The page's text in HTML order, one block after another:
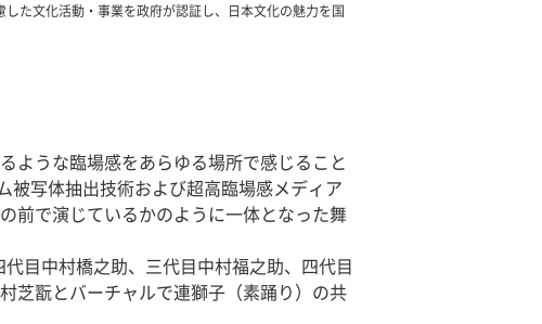
た文化活動・事業を政府が認証し、日本文化の魅力を国
ような臨場感をあらゆる場所で感じること
写体抽出技術および超高臨場感メディア
前で演じているかのように一体となった舞
目中村橋之助、三代目中村福之助、四代目
芝翫とバーチャルで連獅子（素踊り）の共